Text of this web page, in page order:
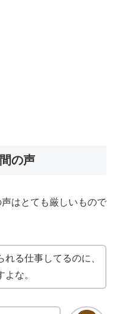
の声
はとても厳しいもので
る仕事してるのに、
な。